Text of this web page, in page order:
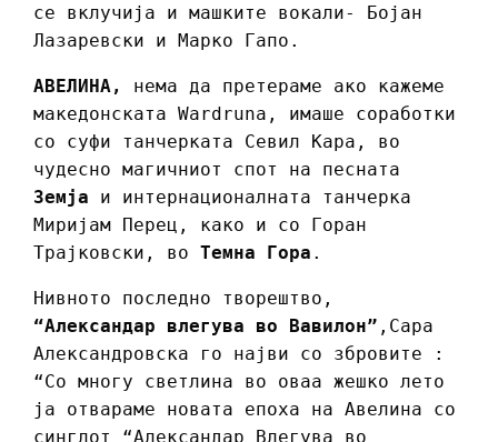
се вклучија и машките вокали- Бојан
Лазаревски и Марко Гапо.
АВЕЛИНА,
нема да претераме ако кажеме
македонската Wardruna, имаше соработки
со суфи танчерката Севил Кара, во
чудесно магичниот спот на песната
Земја и интернационалната танчерка
Миријам Перец, како и со Горан
Трајковски, во Темна Гора .
Нивното последно творештво,
“Александар влегува во Вавилон” ,Сара
Александровска го најви со збровите :
“Со многу светлина во оваа жешко лето
ја отвараме новата епоха на Авелина со
синглот “Александар Влегува во